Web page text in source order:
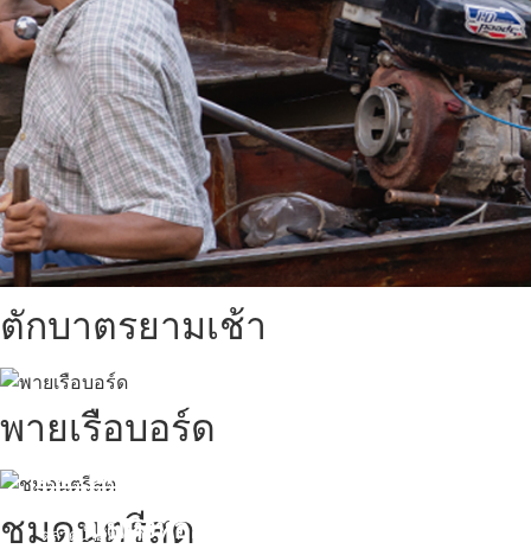
นับหิ่งห้อย ร้อยลำพู ดูพระจันทร์
ตักบาตรยามเช้า
พายเรือบอร์ด
ชมดนตรีสด
สถานที่ท่องเที่ยวรอบรีสอร์ท
"ตลาดน้ำอัมพวา"